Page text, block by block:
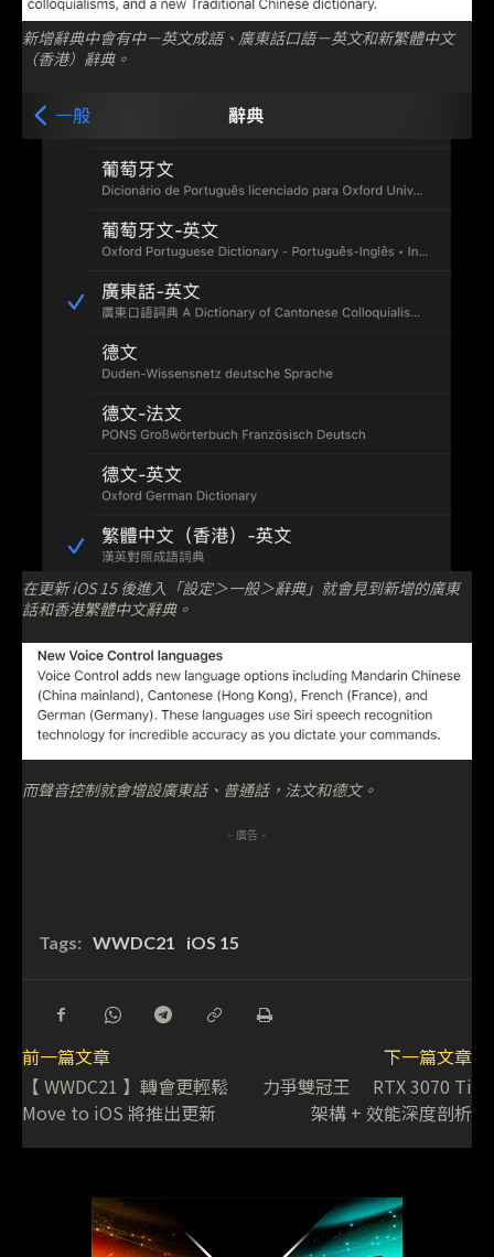
新增辭典中會有中－英文成語、廣東話口語－英文和新繁體中文
（香港）辭典。
在更新 iOS 15 後進入「設定＞一般＞辭典」就會見到新增的廣東
話和香港繁體中文辭典。
而聲音控制就會增設廣東話、普通話，法文和德文。
- 廣告 -
Tags: WWDC21 iOS 15
前一篇文章
【 WWDC21 】轉會更輕鬆
Move to iOS 將推出更新
下一篇文章
力爭雙冠王 RTX 3070 Ti
架構 + 效能深度剖析